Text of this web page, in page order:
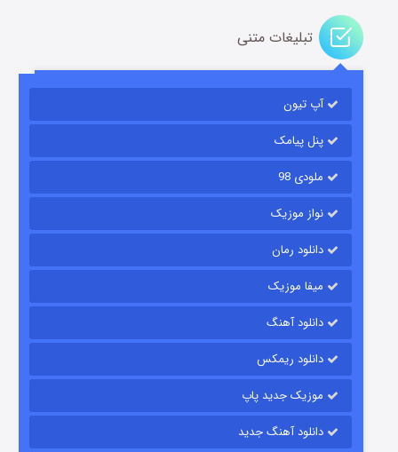
رویایی برای تو
قسمت
تبلیغات متنی
آپ تیون
پنل پیامک
ملودی 98
نواز موزیک
دانلود رمان
میفا موزیک
دانلود آهنگ
دانلود ریمکس
موزیک جدید پاپ
دانلود آهنگ جدید